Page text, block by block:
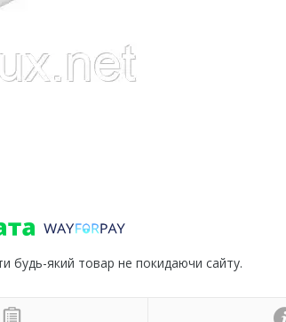
будь-який товар не покидаючи сайту.